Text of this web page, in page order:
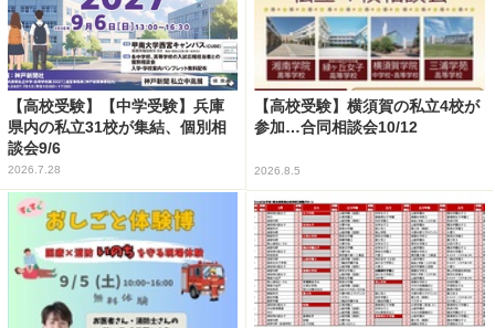
【高校受験】【中学受験】兵庫
県内の私立31校が集結、個別相
談会9/6
2026.7.28
【高校受験】横須賀の私立4校が
参加…合同相談会10/12
2026.8.5